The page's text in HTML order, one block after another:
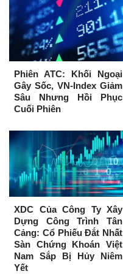
Phiên ATC: Khối Ngoại
Gây Sốc, VN-Index Giảm
Sâu Nhưng Hồi Phục
Cuối Phiên
XDC Của Công Ty Xây
Dựng Công Trình Tân
Cảng: Cổ Phiếu Đắt Nhất
Sàn Chứng Khoán Việt
Nam Sắp Bị Hủy Niêm
Yết